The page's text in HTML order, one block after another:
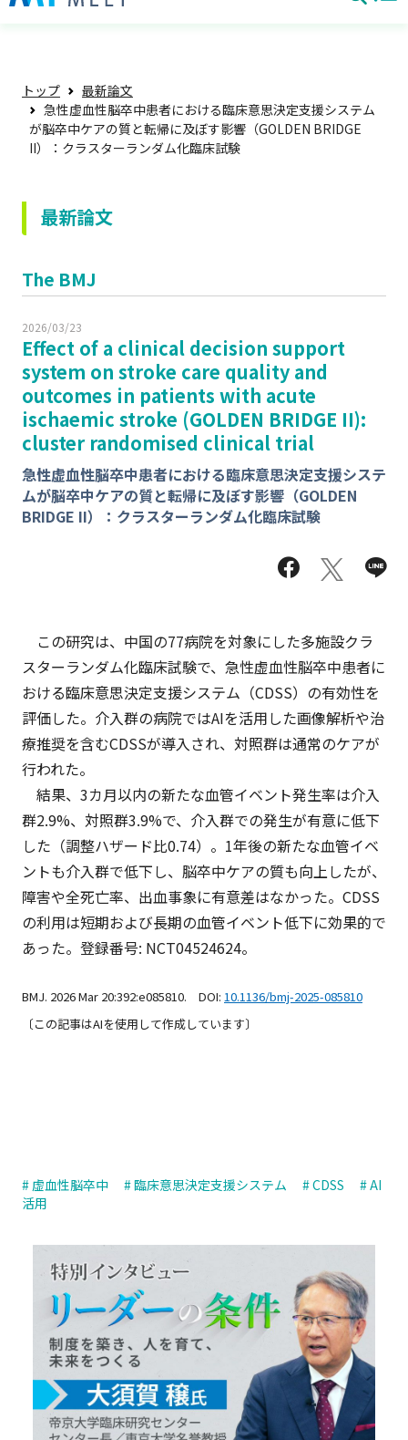
トップ
最新論文
急性虚血性脳卒中患者における臨床意思決定支援システム
が脳卒中ケアの質と転帰に及ぼす影響（GOLDEN BRIDGE
II）：クラスターランダム化臨床試験
最新論文
The BMJ
2026/03/23
Effect of a clinical decision support
system on stroke care quality and
outcomes in patients with acute
ischaemic stroke (GOLDEN BRIDGE II):
cluster randomised clinical trial
急性虚血性脳卒中患者における臨床意思決定支援システ
ムが脳卒中ケアの質と転帰に及ぼす影響（GOLDEN
BRIDGE II）：クラスターランダム化臨床試験
この研究は、中国の77病院を対象にした多施設クラ
スターランダム化臨床試験で、急性虚血性脳卒中患者に
おける臨床意思決定支援システム（CDSS）の有効性を
評価した。介入群の病院ではAIを活用した画像解析や治
療推奨を含むCDSSが導入され、対照群は通常のケアが
行われた。
結果、3カ月以内の新たな血管イベント発生率は介入
群2.9%、対照群3.9%で、介入群での発生が有意に低下
した（調整ハザード比0.74）。1年後の新たな血管イベ
ントも介入群で低下し、脳卒中ケアの質も向上したが、
障害や全死亡率、出血事象に有意差はなかった。CDSS
の利用は短期および長期の血管イベント低下に効果的で
あった。登録番号: NCT04524624。
BMJ. 2026 Mar 20:392:e085810. DOI: 10.1136/bmj-2025-085810
〔この記事はAIを使用して作成しています〕
# 虚血性脳卒中 # 臨床意思決定支援システム # CDSS
# AI
活用